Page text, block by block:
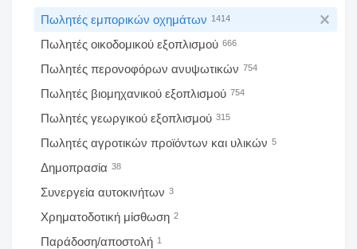
Πωλητές εμπορικών οχημάτων 1414
Πωλητές οικοδομικού εξοπλισμού 666
Πωλητές περονοφόρων ανυψωτικών 754
Πωλητές βιομηχανικού εξοπλισμού 754
Πωλητές γεωργικού εξοπλισμού 315
Πωλητές αγροτικών προϊόντων και υλικών 5
Δημοπρασία 38
Συνεργεία αυτοκινήτων 3
Χρηματοδοτική μίσθωση 2
Παράδοση/αποστολή 1